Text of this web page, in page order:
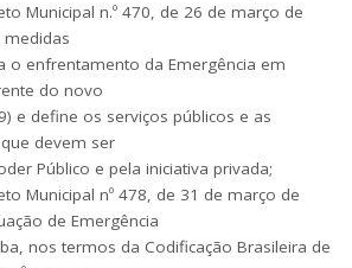
Municipal n.º 470, de 26 de março de
medidas
o enfrentamento da Emergência em
do novo
e define os serviços públicos e as
devem ser
Público e pela iniciativa privada;
Municipal nº 478, de 31 de março de
de Emergência
nos termos da Codificação Brasileira de